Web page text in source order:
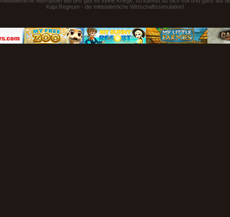
Kapi Regnum - die mittelalterliche Wirtschaftssimulation!